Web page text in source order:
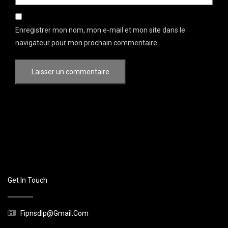
Enregistrer mon nom, mon e-mail et mon site dans le
navigateur pour mon prochain commentaire.
Get In Touch
Fipnsdlp@gmail.com